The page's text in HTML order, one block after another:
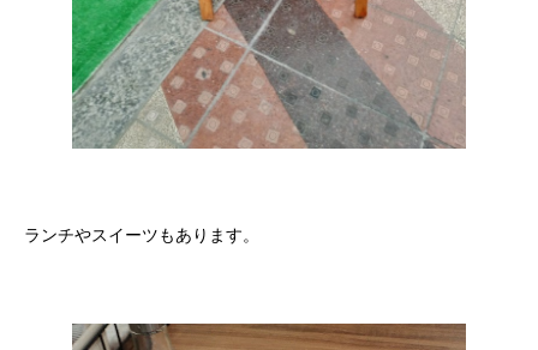
ランチやスイーツもあります。